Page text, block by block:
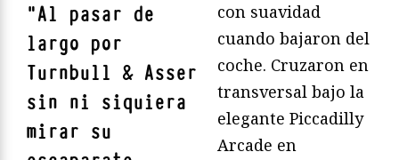
"Al pasar de
largo por
Turnbull & Asser
sin ni siquiera
mirar su
con suavidad
cuando bajaron del
coche. Cruzaron en
transversal bajo la
elegante Piccadilly
Arcade en